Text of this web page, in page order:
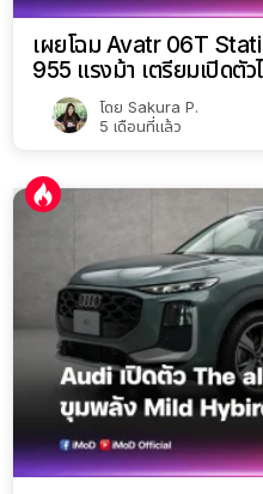
เผยโฉม Avatr 06T
955 แรงม้า เตรียมเปิดตั
โดย Sakura P.
5 เดือนที่แล้ว